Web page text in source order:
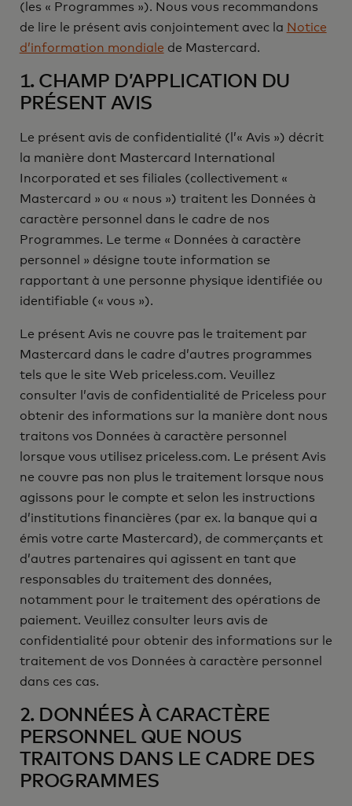
(les « Programmes »). Nous vous recommandons
de lire le présent avis conjointement avec la Notice
d’information mondiale de Mastercard.
1. CHAMP D’APPLICATION DU
PRÉSENT AVIS
Le présent avis de confidentialité (l’« Avis ») décrit
la manière dont Mastercard International
Incorporated et ses filiales (collectivement «
Mastercard » ou « nous ») traitent les Données à
caractère personnel dans le cadre de nos
Programmes. Le terme « Données à caractère
personnel » désigne toute information se
rapportant à une personne physique identifiée ou
identifiable (« vous »).
Le présent Avis ne couvre pas le traitement par
Mastercard dans le cadre d’autres programmes
tels que le site Web priceless.com. Veuillez
consulter l’avis de confidentialité de Priceless pour
obtenir des informations sur la manière dont nous
traitons vos Données à caractère personnel
lorsque vous utilisez priceless.com. Le présent Avis
ne couvre pas non plus le traitement lorsque nous
agissons pour le compte et selon les instructions
d’institutions financières (par ex. la banque qui a
émis votre carte Mastercard), de commerçants et
d’autres partenaires qui agissent en tant que
responsables du traitement des données,
notamment pour le traitement des opérations de
paiement. Veuillez consulter leurs avis de
confidentialité pour obtenir des informations sur le
traitement de vos Données à caractère personnel
dans ces cas.
2. DONNÉES À CARACTÈRE
PERSONNEL QUE NOUS
TRAITONS DANS LE CADRE DES
PROGRAMMES